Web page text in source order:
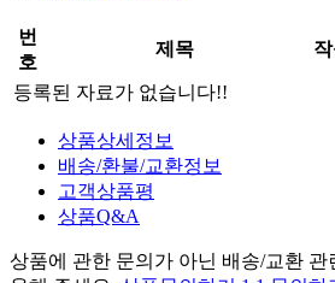
번
호
제목
등록된 자료가 없습니다!!
상품상세정보
배송/환불/교환정보
고객상품평
상품Q&A
상품에 관한 문의가 아닌 배송/교환 관